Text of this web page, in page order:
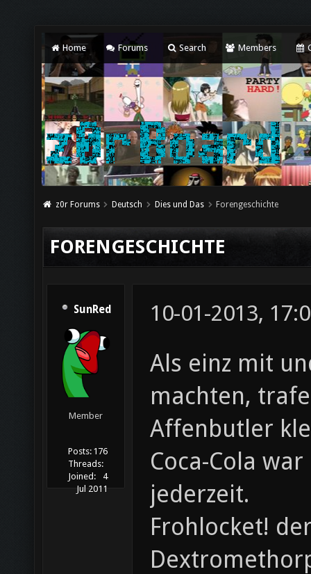
Home Forums Search Members
z0r Forums Deutsch Dies und Das Forengeschichte
FORENGESCHICHTE
SunRed
Member
Posts: 176
Threads:
4
Joined:
Jul 2011
10-01-2013,
Als einz mit
machten,
Affenbutler
Coca-Cola
jederzeit.
Frohlocket!